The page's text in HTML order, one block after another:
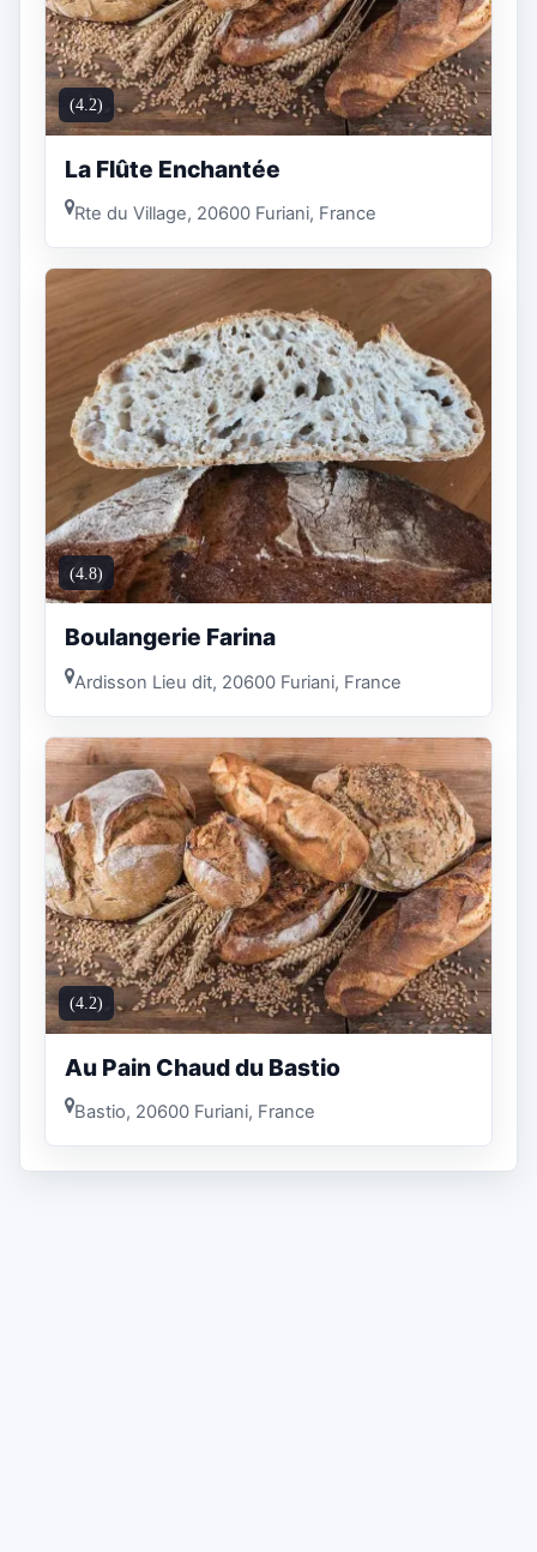
(4.2)
La Flûte Enchantée
Rte du Village, 20600 Furiani, France
(4.8)
Boulangerie Farina
Ardisson Lieu dit, 20600 Furiani, France
(4.2)
Au Pain Chaud du Bastio
Bastio, 20600 Furiani, France